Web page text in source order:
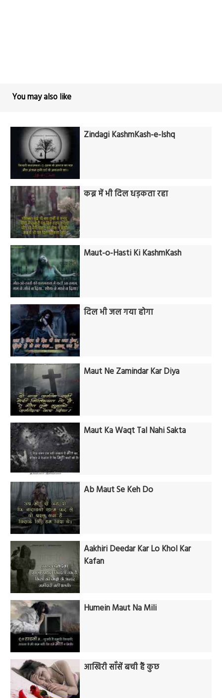
You may also like
Zindagi KashmKash-e-Ishq
कब्र में भी दिल धड़कता रहा
Maut-o-Hasti Ki KashmKash
दिल भी जल गया होगा
Maut Ne Zamindar Kar Diya
Maut Ka Waqt Tal Nahi Sakta
Ab Maut Se Keh Do
Aakhiri Deedar Kar Lo Khol Kar
Kafan
Humein Maut Na Mili
आखिरी साँसें बची हैं कुछ